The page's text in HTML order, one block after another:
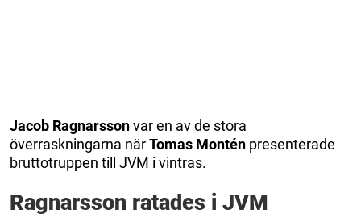
Jacob Ragnarssonvar en av de stora
överraskningarna närTomas Montén presenterade
bruttotruppen till JVM i vintras.
Ragnarsson ratades i JVM